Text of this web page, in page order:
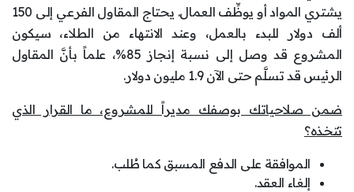
يشتري المواد أو يوظِّف العمال. يحتاج المقاول الفرعي إلى 150
ألف دولار للبدء بالعمل، وعند الانتهاء من الطلاء، سيكون
المشروع قد وصل إلى نسبة إنجاز 85%، علماً بأنَّ المقاول
الرئيس قد تسلَّم حتى الآن 1.9 مليون دولار.
ضمن صلاحياتك بوصفك مديراً للمشروع، ما القرار الذي
تتخذه؟
الموافقة على الدفع المسبق كما طُلب.
إلغاء العقد.